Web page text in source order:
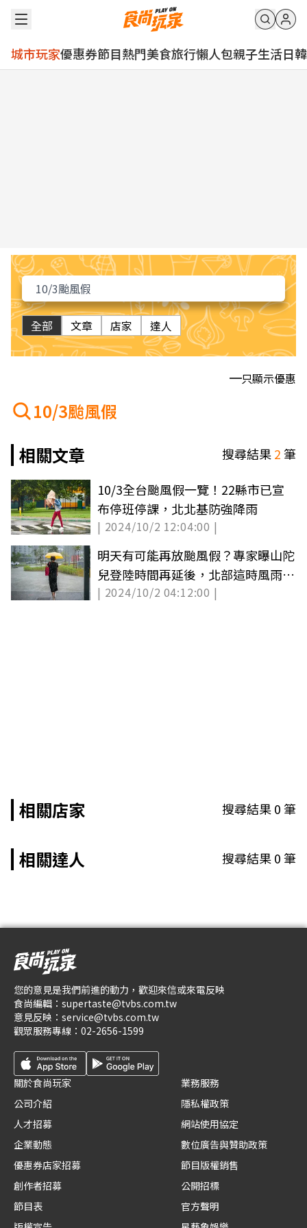
城市玩家優惠券節目熱門美食旅行懶人包親子生活日韓
全部 文章 店家 達人
只顯示優惠
10/3颱風假
相關文章
搜尋結果2筆
10/3全台颱風假一覽！22縣市已宣
布停班停課，北北基防強降雨
| 2024/10/2 12:04:00 |
明天有可能再放颱風假？專家曝山陀
兒登陸時間再延後，北部這時風雨最
大
| 2024/10/2 04:12:00 |
相關店家 搜尋結果0筆
相關達人 搜尋結果0筆
您的意見是我們前進的動力，歡迎來信或來電反映
食尚編輯： supertaste@tvbs.com.tw
意見反映： service@tvbs.com.tw
觀眾服務專線： 02-2656-1599
關於食尚玩家
公司介紹
人才招募
企業動態
優惠券店家招募
創作者招募
節目表
業務服務
隱私權政策
網站使用協定
數位廣告與贊助政策
節目版權銷售
公開招標
官方聲明